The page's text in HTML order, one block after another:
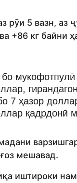
рӯи 5 вазн, аз
ва +86 кг байни
7 ҳазор
қадрдонӣ
мешавад.
иштироки